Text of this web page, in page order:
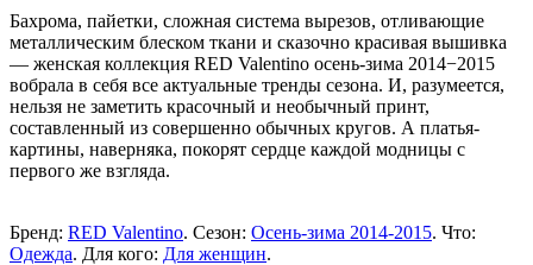
Бахрома, пайетки, сложная система вырезов, отливающие
металлическим блеском ткани и сказочно красивая вышивка
— женская коллекция RED Valentino осень-зима 2014−2015
вобрала в себя все актуальные тренды сезона. И, разумеется,
нельзя не заметить красочный и необычный принт,
составленный из совершенно обычных кругов. А платья-
картины, наверняка, покорят сердце каждой модницы с
первого же взгляда.
Бренд: RED Valentino. Сезон: Осень-зима 2014-2015. Что:
Одежда. Для кого: Для женщин.